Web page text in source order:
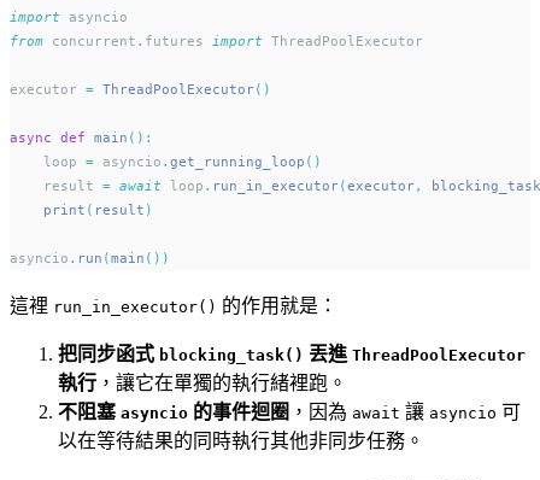
import asyncio
from concurrent . futures import ThreadPoolExecutor
executor = ThreadPoolExecutor()
async def main ():
    loop
= asyncio . get_running_loop ()
    result
= await loop . run_in_executor(executor,
blocking_task
print ( result )
asyncio . run (main ())
這裡 run_in_executor() 的作用就是：
把同步函式 blocking_task() 丟進 ThreadPoolExecutor
執行 ，讓它在單獨的執行緒裡跑。
不阻塞 asyncio 的事件迴圈 ，因為 await 讓 asyncio 可
以在等待結果的同時執行其他非同步任務。